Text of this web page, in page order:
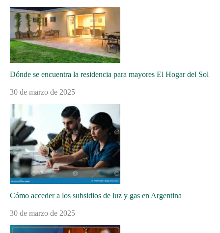
Dónde se encuentra la residencia para mayores El Hogar del Sol
30 de marzo de 2025
Cómo acceder a los subsidios de luz y gas en Argentina
30 de marzo de 2025